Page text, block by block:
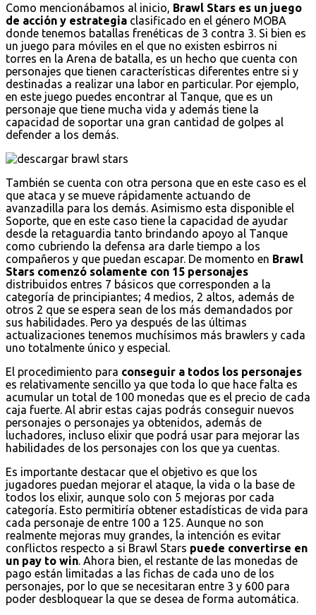
Como mencionábamos al inicio, Brawl Stars es un juego
de acción y estrategia clasificado en el género MOBA
donde tenemos batallas frenéticas de 3 contra 3. Si bien es
un juego para móviles en el que no existen esbirros ni
torres en la Arena de batalla, es un hecho que cuenta con
personajes que tienen características diferentes entre si y
destinadas a realizar una labor en particular. Por ejemplo,
en este juego puedes encontrar al Tanque, que es un
personaje que tiene mucha vida y además tiene la
capacidad de soportar una gran cantidad de golpes al
defender a los demás.
También se cuenta con otra persona que en este caso es el
que ataca y se mueve rápidamente actuando de
avanzadilla para los demás. Asimismo esta disponible el
Soporte, que en este caso tiene la capacidad de ayudar
desde la retaguardia tanto brindando apoyo al Tanque
como cubriendo la defensa ara darle tiempo a los
compañeros y que puedan escapar. De momento en Brawl
Stars comenzó solamente con 15 personajes
distribuidos entres 7 básicos que corresponden a la
categoría de principiantes; 4 medios, 2 altos, además de
otros 2 que se espera sean de los más demandados por
sus habilidades. Pero ya después de las últimas
actualizaciones tenemos muchísimos más brawlers y cada
uno totalmente único y especial.
El procedimiento para conseguir a todos los personajes
es relativamente sencillo ya que toda lo que hace falta es
acumular un total de 100 monedas que es el precio de cada
caja fuerte. Al abrir estas cajas podrás conseguir nuevos
personajes o personajes ya obtenidos, además de
luchadores, incluso elixir que podrá usar para mejorar las
habilidades de los personajes con los que ya cuentas.
Es importante destacar que el objetivo es que los
jugadores puedan mejorar el ataque, la vida o la base de
todos los elixir, aunque solo con 5 mejoras por cada
categoría. Esto permitiría obtener estadísticas de vida para
cada personaje de entre 100 a 125. Aunque no son
realmente mejoras muy grandes, la intención es evitar
conflictos respecto a si Brawl Stars puede convertirse en
un pay to win . Ahora bien, el restante de las monedas de
pago están limitadas a las fichas de cada uno de los
personajes, por lo que se necesitaran entre 3 y 600 para
poder desbloquear la que se desea de forma automática.